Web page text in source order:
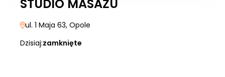
STUDIO MASAŻU
ul. 1 Maja 63, Opole
Dzisiaj:zamknięte